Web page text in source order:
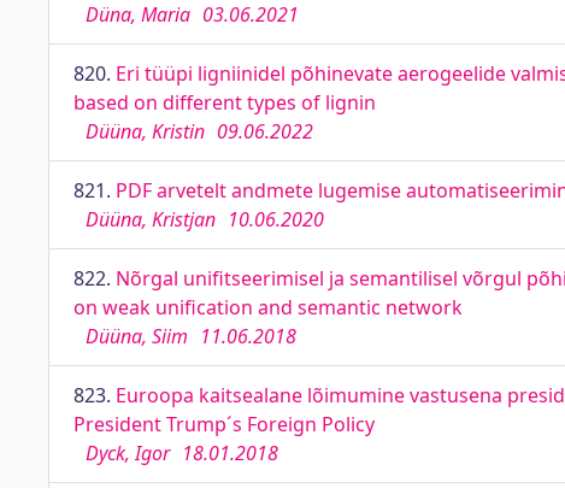
Düna, Maria 03.06.2021
820. Eri tüüpi ligniinidel põhinevate aerogeelide
based on different types of lignin
Düüna, Kristin 09.06.2022
821. PDF arvetelt andmete lugemise
Düüna, Kristjan 10.06.2020
822. Nõrgal unifitseerimisel ja semantilisel võrgul
on weak unification and semantic network
Düüna, Siim 11.06.2018
823. Euroopa kaitsealane lõimumine vastusena
President Trump´s Foreign Policy
Dyck, Igor 18.01.2018